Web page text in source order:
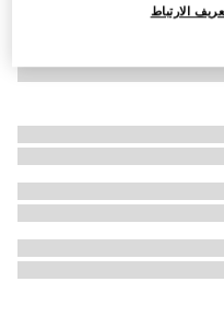
الارتباط